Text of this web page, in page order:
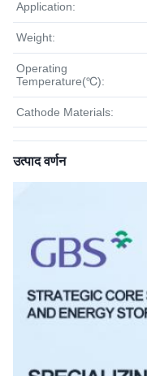
Application:
Weight:
Operating
Temperature(℃):
Cathode Materials:
उत्पाद वर्णन